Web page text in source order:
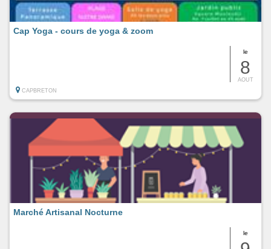
le
8
AOUT
Cap Yoga - cours de yoga & zoom
CAPBRETON
le
Marché Artisanal Nocturne